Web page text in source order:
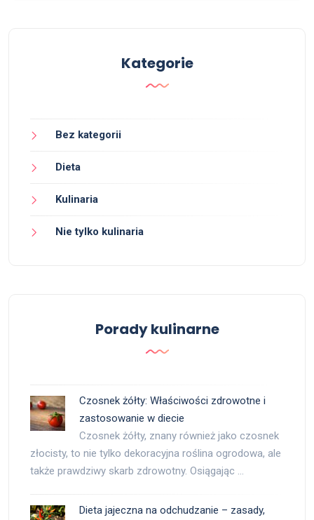
Kategorie
Bez kategorii
Dieta
Kulinaria
Nie tylko kulinaria
Porady kulinarne
Czosnek żółty: Właściwości zdrowotne i
zastosowanie w diecie
Czosnek żółty, znany również jako czosnek
złocisty, to nie tylko dekoracyjna roślina ogrodowa, ale
także prawdziwy skarb zdrowotny. Osiągając …
Dieta jajeczna na odchudzanie – zasady,